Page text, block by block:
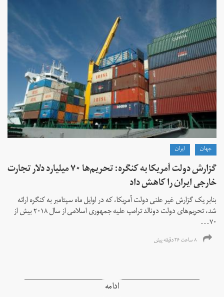
جهان ايران
گزارش دولت آمریکا به کنگره: تحریم‌ها ۷۰ میلیارد دلار تجارت
خارجی ایران را کاهش داد
بنابر یک گزارش غیر علنی دولت آمریکا، که در اوایل ماه سپتامبر به کنگره ارائه
شد، تحریم‌های دولت دونالد ترامپ علیه جمهوری اسلامی از سال ۲۰۱۸ بیش از
۷۰...
۸ ساعت ۲۶ دقیقه پیش
ادامه